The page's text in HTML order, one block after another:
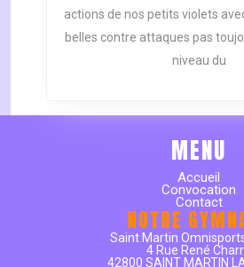
actions de nos petits violets
belles contre attaques pas
niveau du
MENU
Accueil
Convocation
Contact
NOTRE
Saint Martin
4 Rue René
42800 SAINT MARTIN